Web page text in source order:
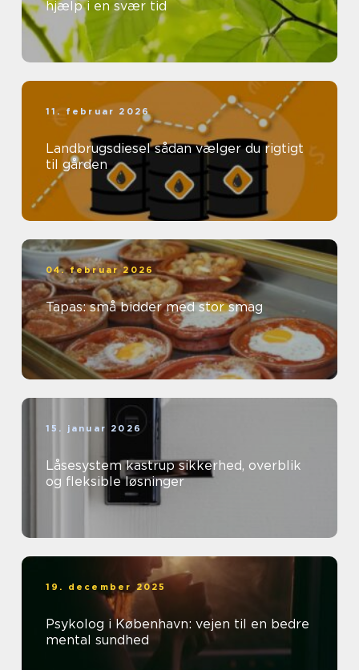
hjælp i en svær tid
11. februar 2026
Landbrugsdiesel sådan vælger du rigtigt
til gården
04. februar 2026
Tapas: små bidder med stor smag
15. januar 2026
Låsesystem kastrup sikkerhed, overblik
og fleksible løsninger
19. december 2025
Psykolog i København: vejen til en bedre
mental sundhed